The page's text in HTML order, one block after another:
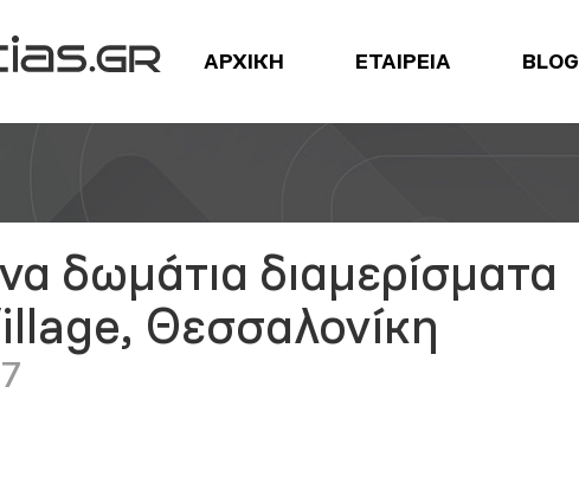
ΑΡΧΙΚΗ ΕΤΑΙΡΕΙΑ BLOG
δωμάτια διαμερίσματα
Θεσσαλονίκη